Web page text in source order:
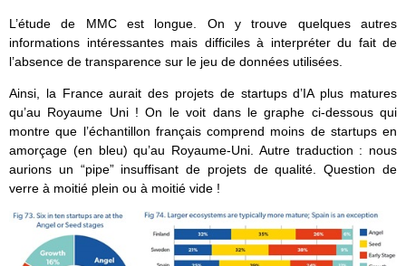
L’étude de MMC est longue. On y trouve quelques autres
informations intéressantes mais difficiles à interpréter du fait de
l’absence de transparence sur le jeu de données utilisées.
Ainsi, la France aurait des projets de startups d’IA plus matures
qu’au Royaume Uni ! On le voit dans le graphe ci-dessous qui
montre que l’échantillon français comprend moins de startups en
amorçage (en bleu) qu’au Royaume-Uni. Autre traduction : nous
aurions un “pipe” insuffisant de projets de qualité. Question de
verre à moitié plein ou à moitié vide !